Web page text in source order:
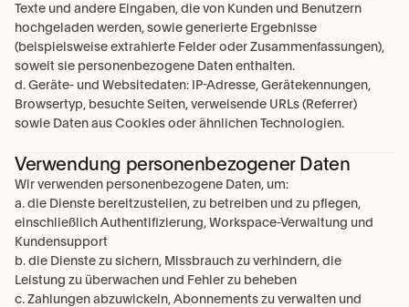
Texte und andere Eingaben, die von Kunden und Benutzern
hochgeladen werden, sowie generierte Ergebnisse
(beispielsweise extrahierte Felder oder Zusammenfassungen),
soweit sie personenbezogene Daten enthalten.
d. Geräte- und Websitedaten: IP-Adresse, Gerätekennungen,
Browsertyp, besuchte Seiten, verweisende URLs (Referrer)
sowie Daten aus Cookies oder ähnlichen Technologien.
Verwendung personenbezogener Daten
Wir verwenden personenbezogene Daten, um:
a. die Dienste bereitzustellen, zu betreiben und zu pflegen,
einschließlich Authentifizierung, Workspace-Verwaltung und
Kundensupport
b. die Dienste zu sichern, Missbrauch zu verhindern, die
Leistung zu überwachen und Fehler zu beheben
c. Zahlungen abzuwickeln, Abonnements zu verwalten und